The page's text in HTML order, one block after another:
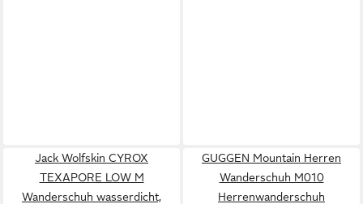
Jack Wolfskin CYROX
TEXAPORE LOW M
Wanderschuh wasserdicht,
GUGGEN Mountain Herren
Wanderschuh M010
Herrenwanderschuh